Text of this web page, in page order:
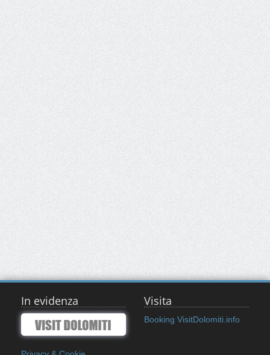
In evidenza Visita
Booking VisitDolomiti.info